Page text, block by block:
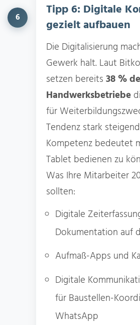
6
Tipp 6: Digitale
gezielt aufbauen
Die Digitalisierung
Gewerk halt. Laut
setzen bereits 38 %
Handwerksbetriebe
für
Tendenz stark
Kompetenz bedeutet
Tablet bedienen zu
Was Ihre Mitarbeiter
sollten:
Digitale
Dokumentation auf
Aufmaß-Apps und
Digitale
für Baustellen-
WhatsApp